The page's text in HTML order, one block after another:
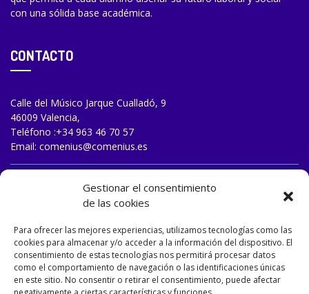
Gestionar el consentimiento
de las cookies
Para ofrecer las mejores experiencias, utilizamos tecnologías como las
cookies para almacenar y/o acceder a la información del dispositivo. El
consentimiento de estas tecnologías nos permitirá procesar datos
como el comportamiento de navegación o las identificaciones únicas
en este sitio. No consentir o retirar el consentimiento, puede afectar
con una sólida base académica.
CONTACTO
Calle del Músico Jarque Cualladó, 9
46009 Valencia,
Teléfono :+34 963 46 70 57
Email: comenius@comenius.es
TRABAJA CON NOSOTROS